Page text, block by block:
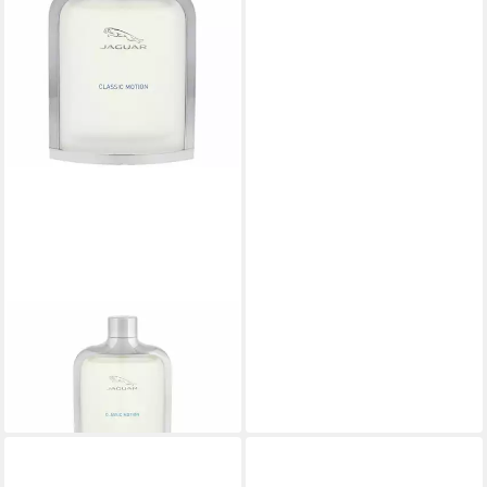
Extrait Parfum Classic Motion
Eau De Toilette Spray